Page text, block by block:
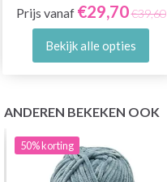
Prijs vanaf €29,70€39,60
Bekijk alle opties
ANDEREN BEKEKEN OOK
50%korting